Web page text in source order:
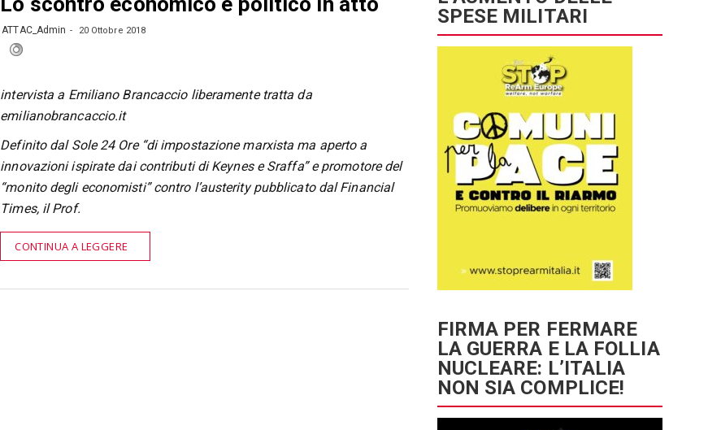
ATTAC_Admin 20 Ottobre 2018
intervista a Emiliano Brancaccio liberamente tratta da
emilianobrancaccio.it
Definito dal Sole 24 Ore “di impostazione marxista ma aperto a
innovazioni ispirate dai contributi di Keynes e Sraffa” e promotore del
“monito degli economisti” contro l’austerity pubblicato dal Financial
Times, il Prof.
CONTINUA A LEGGERE
SPESE MILITARI
FIRMA PER FERMARE
LA GUERRA E LA FOLLIA
NUCLEARE: L’ITALIA
NON SIA COMPLICE!